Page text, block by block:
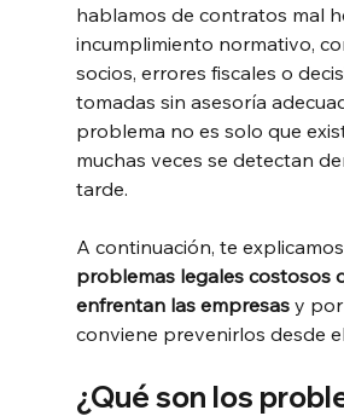
hablamos de contratos mal
incumplimiento normativo,
socios, errores fiscales o
tomadas sin asesoría
problema no es solo que
muchas veces se detectan
tarde.
A continuación, te explicamos
problemas legales costosos
enfrentan las empresas y por
conviene prevenirlos desde
¿Qué son los